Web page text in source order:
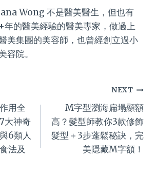
Wong 不是醫美醫生，但也有
年的醫美經驗的醫美專家，做過上
美集團的美容師，也曾經創立過小
容院。
用全
大神奇
6類人
法及
NEXT
M字型瀏海扁塌顯額
高？髮型師教你3款修飾
髮型＋3步蓬鬆秘訣，完
美隱藏M字額！